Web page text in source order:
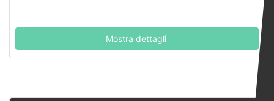
Mostra dettagli